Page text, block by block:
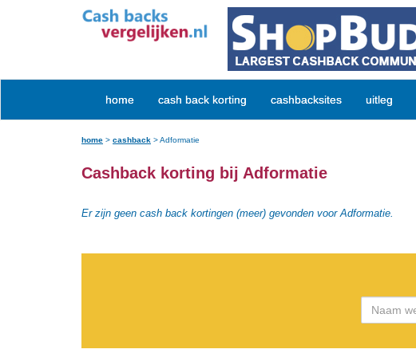
home cash back korting cashbacksites uitleg
home > cashback >Adformatie
Cashback korting bij Adformatie
Er zijn geen cash back kortingen (meer) gevonden voor Adformatie.